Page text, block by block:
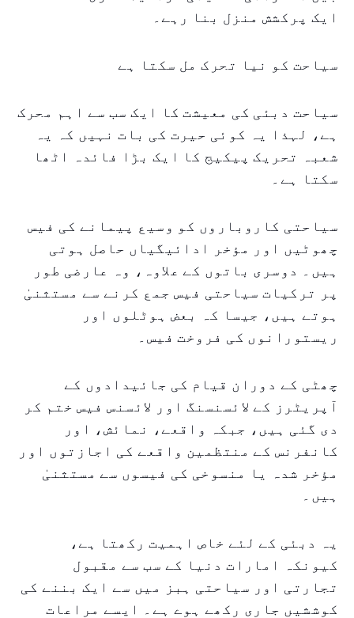
ایک پرکشش منزل بنا رہے۔
سیاحت کو نیا تحرک مل سکتا ہے
سیاحت دبئی کی معیشت کا ایک سب سے اہم محرک
ہے، لہذا یہ کوئی حیرت کی بات نہیں کہ یہ
شعبہ تحریک پیکیج کا ایک بڑا فائدہ اٹھا
سکتا ہے۔
سیاحتی کاروباروں کو وسیع پیمانے کی فیس
چھوٹیں اور مؤخر ادائیگیاں حاصل ہوتی
ہیں۔ دوسری باتوں کے علاوہ، وہ عارضی طور
پر ترکیات سیاحتی فیس جمع کرنے سے مستثنیٰ
ہوتے ہیں، جیسا کہ بعض ہوٹلوں اور
ریستورانوں کی فروخت فیس۔
چھٹی کے دوران قیام کی جائیدادوں کے
آپریٹرز کے لائسنسنگ اور لائسنس فیس ختم کر
دی گئی ہیں، جبکہ واقعے، نمائش، اور
کانفرنس کے منتظمین واقعے کی اجازتوں اور
مؤخر شدہ یا منسوخی کی فیسوں سے مستثنیٰ
ہیں۔
یہ دبئی کے لئے خاص اہمیت رکھتا ہے،
کیونکہ امارات دنیا کے سب سے مقبول
تجارتی اور سیاحتی ہبز میں سے ایک بننے کی
کوششیں جاری رکھے ہوے ہے۔ ایسے مراعات